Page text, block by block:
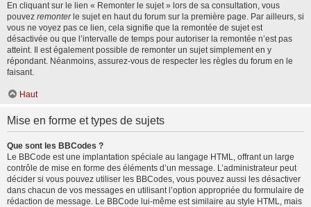
En cliquant sur le lien « Remonter le sujet » lors de sa consultation, vous
pouvez remonterle sujet en haut du forum sur la première page. Par ailleurs, si
vous ne voyez pas ce lien, cela signifie que la remontée de sujet est
désactivée ou que l’intervalle de temps pour autoriser la remontée n’est pas
atteint. Il est également possible de remonter un sujet simplement en y
répondant. Néanmoins, assurez-vous de respecter les règles du forum en le
faisant.
Haut
Mise en forme et types de sujets
Que sont les BBCodes ?
Le BBCode est une implantation spéciale au langage HTML, offrant un large
contrôle de mise en forme des éléments d’un message. L’administrateur peut
décider si vous pouvez utiliser les BBCodes, vous pouvez aussi les désactiver
dans chacun de vos messages en utilisant l’option appropriée du formulaire de
rédaction de message. Le BBCode lui-même est similaire au style HTML, mais